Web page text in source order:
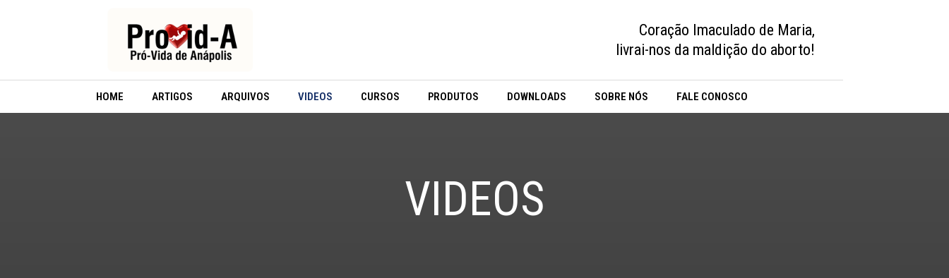
Coração Imaculado de Maria,
livrai-nos da maldição do aborto!
HOME ARTIGOS ARQUIVOS VIDEOS CURSOS PRODUTOS DOWNLOADS SOBRE NÓS FALE CONOSCO
VIDEOS